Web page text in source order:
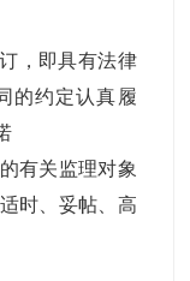
，即具有法律
的约定认真履
有关监理对象
时、妥帖、高